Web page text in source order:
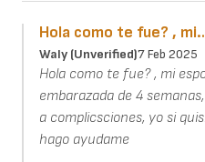
Hola como te fue? ,
Waly (unverified)7 Feb 2025
Hola como te fue? , mi
embarazada de 4
a complicsciones, yo si
hago ayudame